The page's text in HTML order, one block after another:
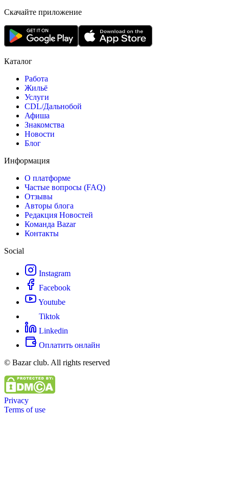
Скачайте приложение
Каталог
Работа
Жильё
Услуги
CDL/Дальнобой
Афиша
Знакомства
Новости
Блог
Информация
О платформе
Частые вопросы (FAQ)
Отзывы
Авторы блога
Редакция Новостей
Команда Bazar
Контакты
Social
Instagram
Facebook
Youtube
Tiktok
Linkedin
Оплатить онлайн
© Bazar club. All rights reserved
Privacy
Terms of use